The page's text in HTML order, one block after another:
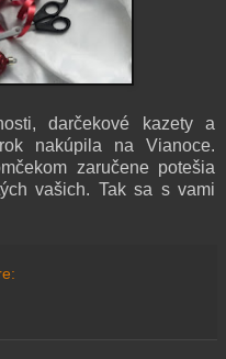
darčekové kazety a
nakúpila na Vianoce.
zaručene potešia
vašich. Tak sa s vami